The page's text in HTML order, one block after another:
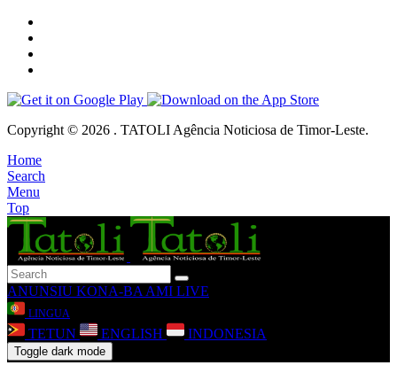
Copyright © 2026 . TATOLI Agência Noticiosa de Timor-Leste.
Home
Search
Menu
Top
ANUNSIU KONA-BA AMI LIVE
LINGUA
TETUN ENGLISH INDONESIA
Toggle dark mode